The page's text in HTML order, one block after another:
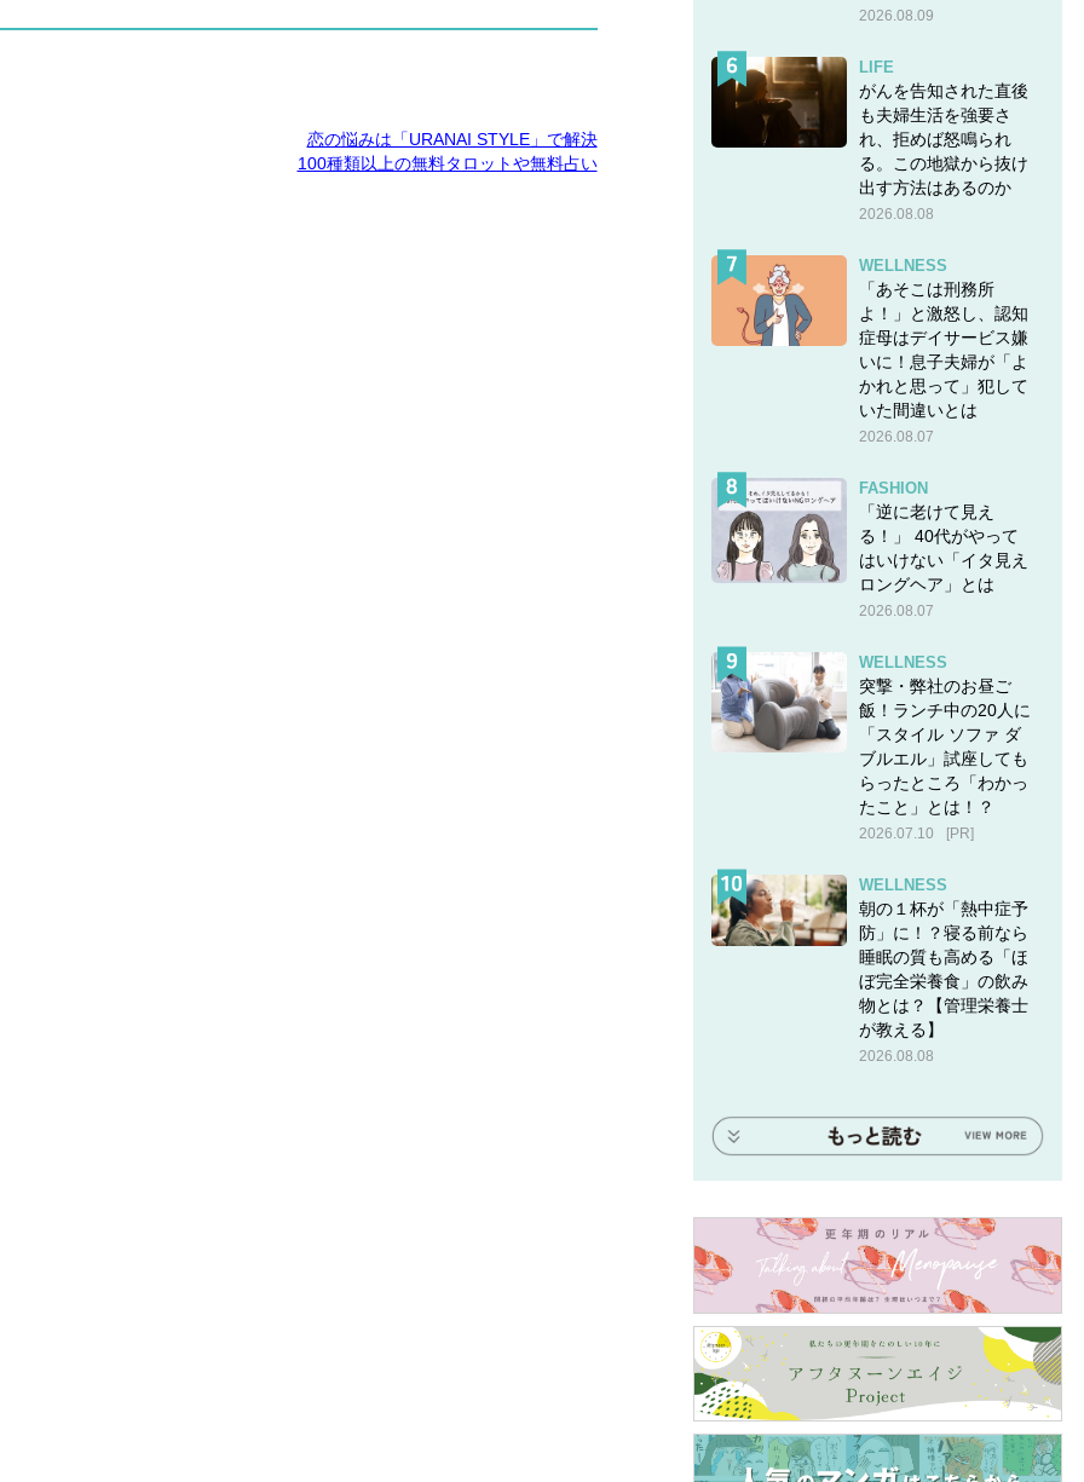
恋の悩みは「URANAI STYLE」で解決
100種類以上の無料タロットや無料占い
2026.08.09
LIFE
がんを告知された直後
も夫婦生活を強要さ
れ、拒めば怒鳴られ
る。この地獄から抜け
出す方法はあるのか
2026.08.08
WELLNESS
「あそこは刑務所
よ！」と激怒し、認知
症母はデイサービス嫌
いに！息子夫婦が「よ
かれと思って」犯して
いた間違いとは
2026.08.07
FASHION
「逆に老けて見え
る！」 40代がやって
はいけない「イタ見え
ロングヘア」とは
2026.08.07
WELLNESS
突撃・弊社のお昼ご
飯！ランチ中の20人に
「スタイル ソファ ダ
ブルエル」試座しても
らったところ「わかっ
たこと」とは！？
2026.07.10 [PR]
WELLNESS
朝の１杯が「熱中症予
防」に！？寝る前なら
睡眠の質も高める「ほ
ぼ完全栄養食」の飲み
物とは？【管理栄養士
が教える】
2026.08.08